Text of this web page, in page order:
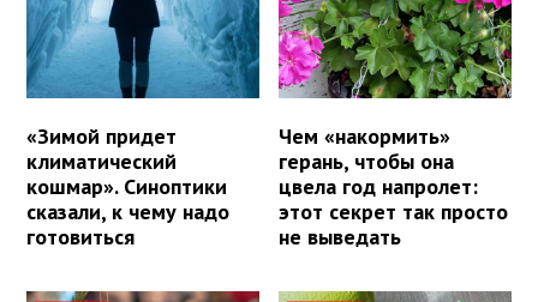
«Зимой придет
климатический
кошмар». Синоптики
сказали, к чему надо
готовиться
Чем «накормить»
герань, чтобы она
цвела год напролет:
этот секрет так просто
не выведать